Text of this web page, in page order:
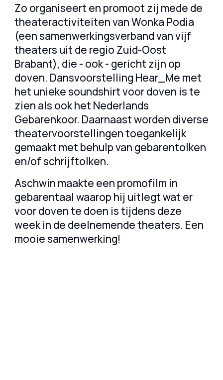
Zo organiseert en promoot zij mede de
theateractiviteiten van Wonka Podia
(een samenwerkingsverband van vijf
theaters uit de regio Zuid-Oost
Brabant), die - ook - gericht zijn op
doven. Dansvoorstelling Hear_Me met
het unieke soundshirt voor doven is te
zien als ook het Nederlands
Gebarenkoor. Daarnaast worden diverse
theatervoorstellingen toegankelijk
gemaakt met behulp van gebarentolken
en/of schrijftolken.
Aschwin maakte een promofilm in
gebarentaal waarop hij uitlegt wat er
voor doven te doen is tijdens deze
week in de deelnemende theaters. Een
mooie samenwerking!